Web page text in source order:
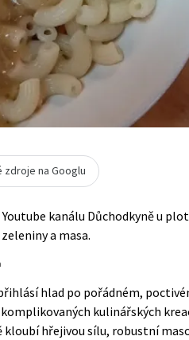
na Googlu
kanálu Důchodkyně u
a masa.
hlad po pořádném,
kulinářských
hřejivou sílu, robustní